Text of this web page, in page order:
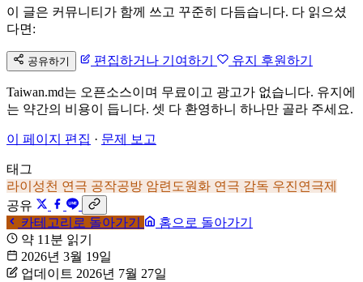
이 글은 커뮤니티가 함께 쓰고 꾸준히 다듬습니다. 다 읽으셨
다면:
공유하기 편집하거나 기여하기 유지 후원하기
Taiwan.md는 오픈소스이며 무료이고 광고가 없습니다. 유지에
는 약간의 비용이 듭니다. 셋 다 환영하니 하나만 골라 주세요.
이 페이지 편집 · 문제 보고
태그
라이성천 연극 공작공방 암련도원화 연극 감독 우진연극제
공유
카테고리로 돌아가기
홈으로 돌아가기
약 11분 읽기
2026년 3월 19일
업데이트 2026년 7월 27일